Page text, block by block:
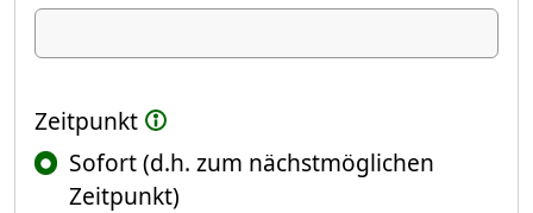
Ich kündige Folgendes
Zeitpunkt
Sofort (d.h. zum nächstmöglichen
Zeitpunkt)